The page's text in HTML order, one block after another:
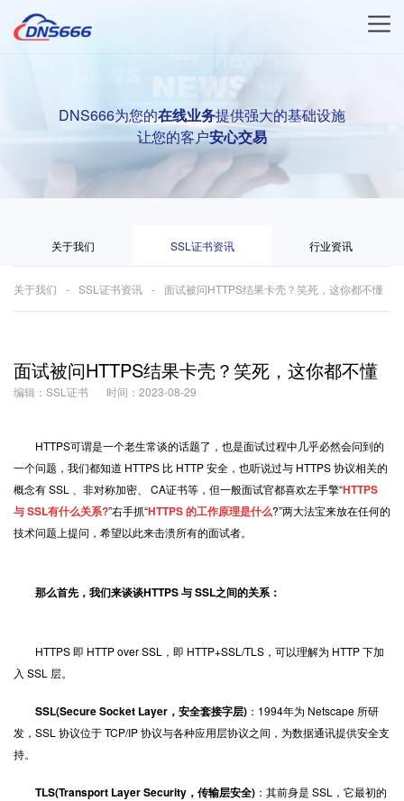
DNS666为您的在线业务提供强大的基础设施
让您的客户安心交易
关于我们 SSL证书资讯 行业资讯
关于我们 SSL证书资讯 面试被问HTTPS结果卡壳？笑死，这你都不懂
面试被问HTTPS结果卡壳？笑死，这你都不懂
编辑：SSL证书 时间：2023-08-29
HTTPS可谓是一个老生常谈的话题了，也是面试过程中几乎必然会问到的
一个问题，我们都知道 HTTPS 比 HTTP 安全，也听说过与 HTTPS 协议相关的
概念有 SSL 、非对称加密、 CA证书等，但一般面试官都喜欢左手擎“HTTPS
与 SSL有什么关系?”右手抓“HTTPS 的工作原理是什么?”两大法宝来放在任何的
技术问题上提问，希望以此来击溃所有的面试者。
那么首先，我们来谈谈HTTPS 与 SSL之间的关系：
HTTPS 即 HTTP over SSL，即 HTTP+SSL/TLS，可以理解为 HTTP 下加
入 SSL 层。
SSL(Secure Socket Layer，安全套接字层) ：1994年为 Netscape 所研
发，SSL 协议位于 TCP/IP 协议与各种应用层协议之间，为数据通讯提供安全支
持。
TLS(Transport Layer Security，传输层安全) ：其前身是 SSL，它最初的